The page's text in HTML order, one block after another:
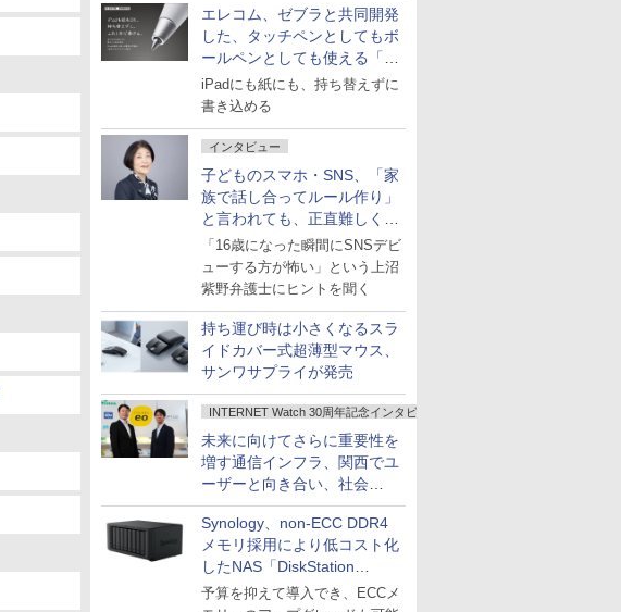
エレコム、ゼブラと共同開発
した、タッチペンとしてもボ
ールペンとしても使える「ス
タイラスツーウェイ」発売
iPadにも紙にも、持ち替えずに
書き込める
インタビュー
子どものスマホ・SNS、「家
族で話し合ってルール作り」
と言われても、正直難しくな
いですか？
「16歳になった瞬間にSNSデビ
ューする方が怖い」という上沼
紫野弁護士にヒントを聞く
持ち運び時は小さくなるスラ
イドカバー式超薄型マウス、
サンワサプライが発売
INTERNET Watch 30周年記念インタビュー
未来に向けてさらに重要性を
増す通信インフラ、関西でユ
ーザーと向き合い、社会
の“あたらしい”を起動し続け
る～オプテージ
Synology、non-ECC DDR4
メモリ採用により低コスト化
したNAS「DiskStation
neo+」シリーズ
予算を抑えて導入でき、ECCメ